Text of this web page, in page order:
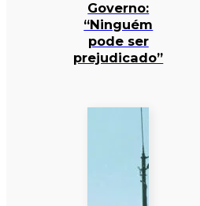
Governo:
“Ninguém
pode ser
prejudicado”